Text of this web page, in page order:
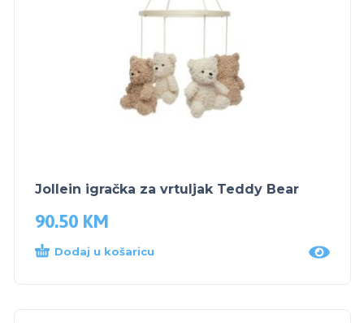
Jollein igračka za vrtuljak Teddy Bear
90.50 KM
Dodaj u košaricu